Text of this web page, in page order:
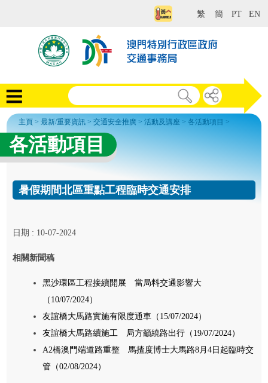
繁 簡 PT EN
主頁 >最新/重要資訊 >交通安全推廣 >活動及講座 >各活動項目 >
各活動項目
暑假期間北區重點工程臨時交通安排
日期 : 10-07-2024
相關新聞稿
黑沙環區工程接續開展 當局料交通影響大
（10/07/2024）
友誼橋大馬路實施有限度通車（15/07/2024）
友誼橋大馬路續施工 局方籲繞路出行（19/07/2024）
A2橋澳門端道路重整 馬揸度博士大馬路8月4日起臨時交
管（02/08/2024）